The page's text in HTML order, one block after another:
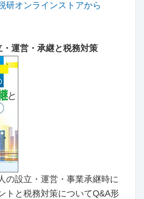
研オンラインストアから
運営・承継と税務対策
の設立・運営・事業承継時に
トと税務対策についてQ&A形